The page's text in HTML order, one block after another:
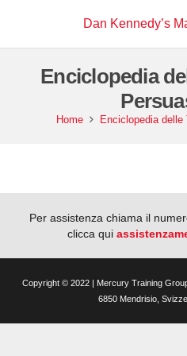
Dan Kennedy’s
Enciclopedia
Home Enciclopedia
Per assistenza chiama il
clicca qui
Copyright © 2022 | Mercury Training
6850 Mendrisio,